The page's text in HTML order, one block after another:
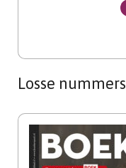
Losse nummers